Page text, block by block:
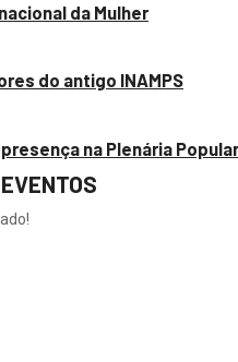
da Mulher
do antigo INAMPS
na Plenária